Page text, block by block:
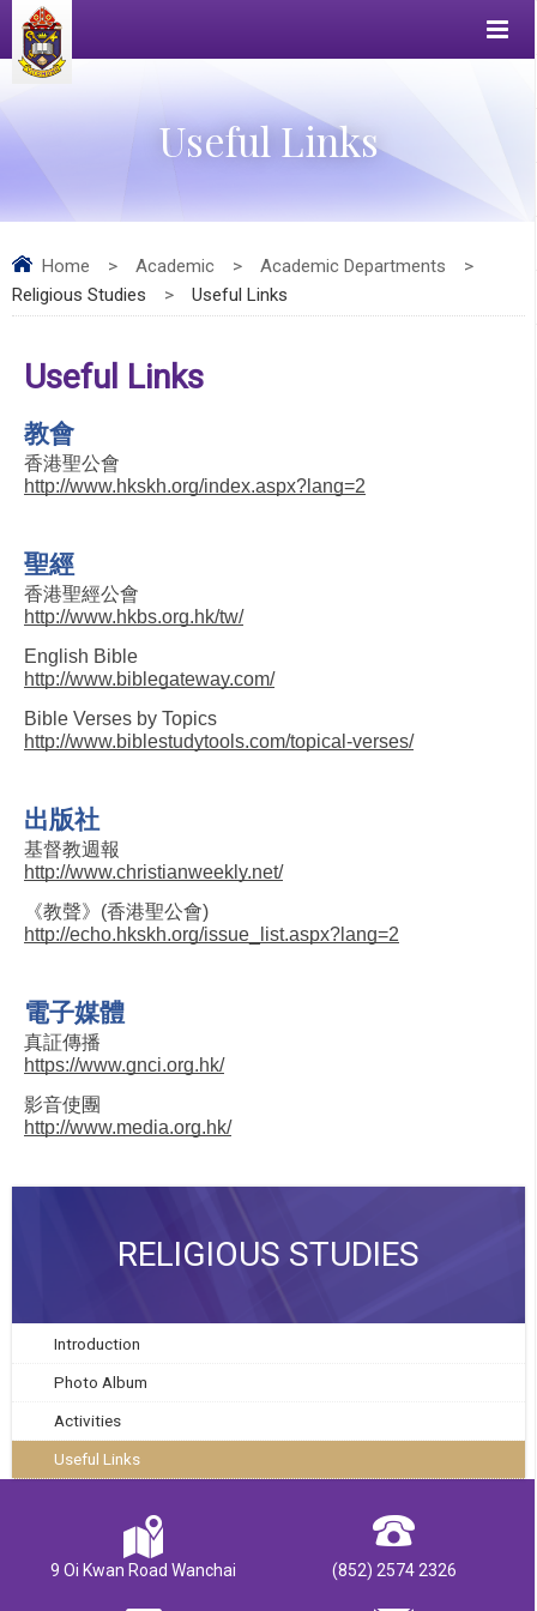
Useful Links
Home > Academic > Academic Departments
>
Religious Studies
> Useful Links
Useful Links
教會
香港聖公會
http://www.hkskh.org/index.aspx?lang=2
聖經
香港聖經公會
http://www.hkbs.org.hk/tw/
English Bible
http://www.biblegateway.com/
Bible Verses by Topics
http://www.biblestudytools.com/topical-verses/
出版社
基督教週報
http://www.christianweekly.net/
《教聲》 (香港聖公會)
http://echo.hkskh.org/issue_list.aspx?lang=2
電子媒體
真証傳播
https://www.gnci.org.hk/
影音使團
http://www.media.org.hk/
RELIGIOUS STUDIES
Introduction
Photo Album
Activities
Useful Links
9 Oi Kwan Road Wanchai (852) 2574 2326